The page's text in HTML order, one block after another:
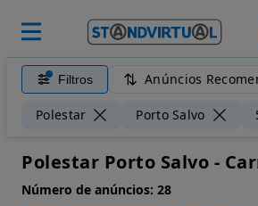
Filtros Anúncios
Polestar Porto Salvo
Polestar Porto Salvo -
Número de anúncios: 28